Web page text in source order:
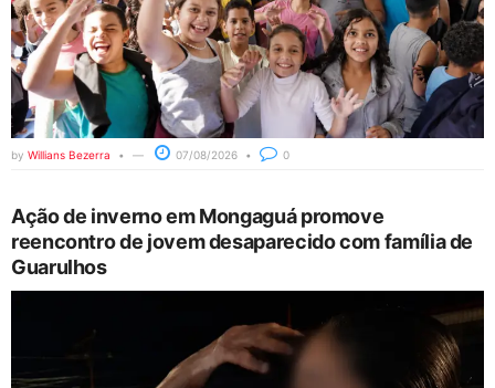
by Willians Bezerra 07/08/2026 0
Ação de inverno em Mongaguá promove
reencontro de jovem desaparecido com família de
Guarulhos